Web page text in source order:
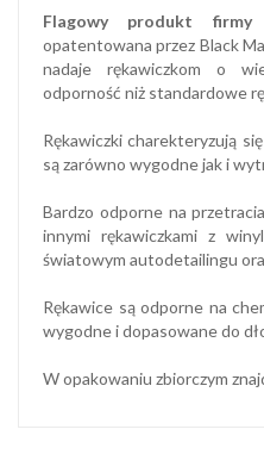
Flagowy produkt firmy
opatentowana przez Black
nadaje rękawiczkom o
odporność niż standardowe
Rękawiczki charekteryzują
są zarówno wygodne jak i
Bardzo odporne na
innymi rękawiczkami z
światowym autodetailingu
Rękawice są odporne na
wygodne i dopasowane do
W opakowaniu zbiorczym